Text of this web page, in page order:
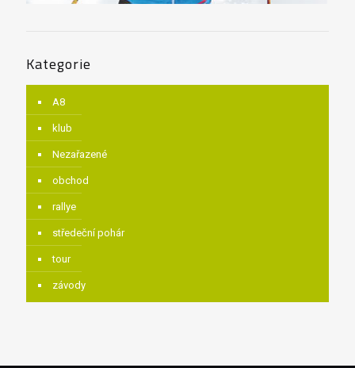
Kategorie
A8
klub
Nezařazené
obchod
rallye
středeční pohár
tour
závody